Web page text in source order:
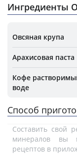
Ингредиенты
Овсяная крупа
Арахисовая паста
Кофе
воде
Способ
Составить свой
минералов вы
рецептов в